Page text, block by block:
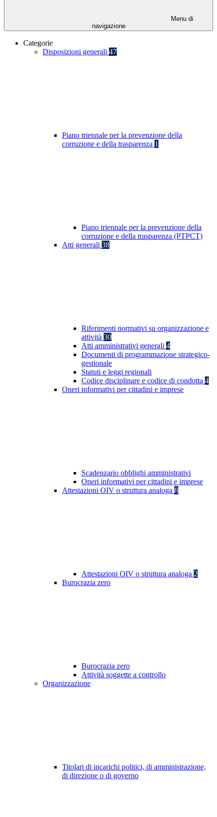
Menu di
navigazione
Categorie
Disposizioni generali 47
Piano triennale per la prevenzione della
corruzione e della trasparenza 1
Piano triennale per la prevenzione della
corruzione e della trasparenza (PTPCT)
Atti generali 38
Riferimenti normativi su organizzazione e
attività 30
Atti amministrativi generali 4
Documenti di programmazione strategico-
gestionale
Statuti e leggi regionali
Codice disciplinare e codice di condotta 4
Oneri informativi per cittadini e imprese
Scadenzario obblighi amministrativi
Oneri informativi per cittadini e imprese
Attestazioni OIV o struttura analoga 8
Attestazioni OIV o struttura analoga 2
Burocrazia zero
Burocrazia zero
Attività soggette a controllo
Organizzazione
Titolari di incarichi politici, di amministrazione,
di direzione o di governo